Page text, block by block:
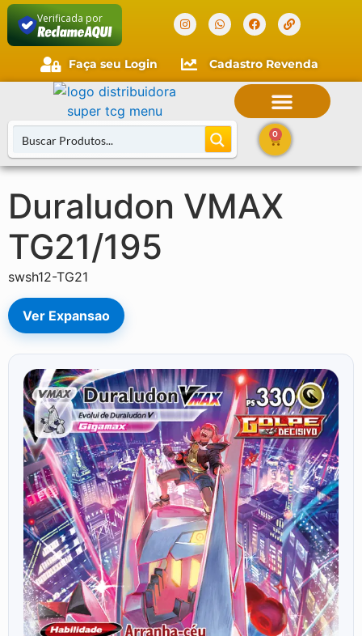
Verificada por
Faça seu Login Cadastro Revenda
0
Duraludon VMAX
TG21/195
swsh12-TG21
Ver Expansao